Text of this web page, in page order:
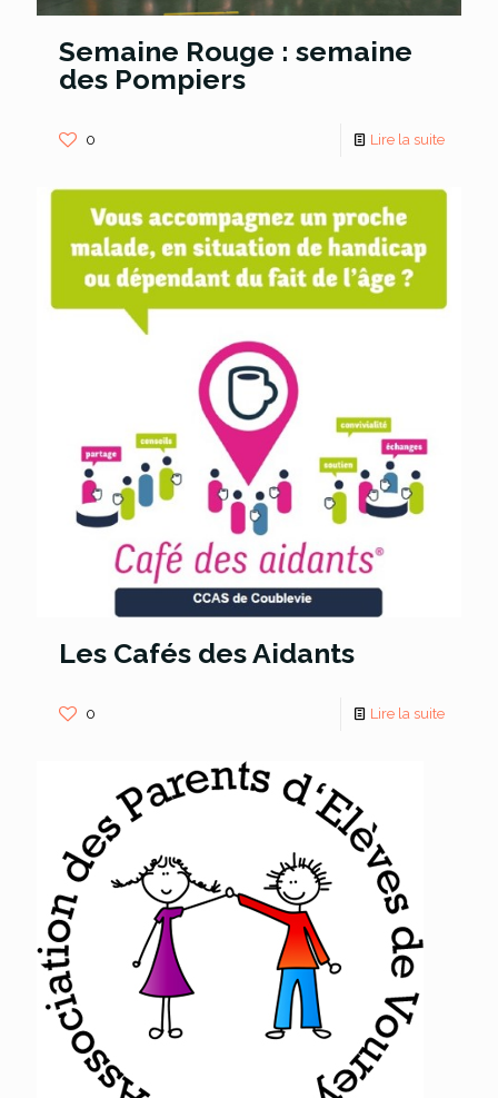
Semaine Rouge : semaine
des Pompiers
0 Lire la suite
Les Cafés des Aidants
0 Lire la suite